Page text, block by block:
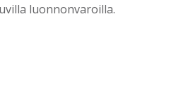
luonnonvaroilla.